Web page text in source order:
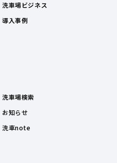
洗車場ビジネス
導入事例
洗車場検索
お知らせ
洗車note